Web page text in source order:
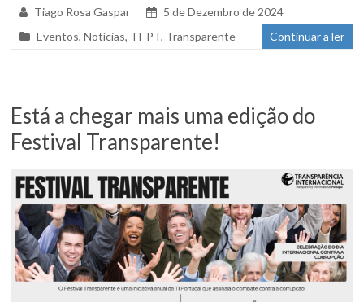
Tiago Rosa Gaspar
5 de Dezembro de 2024
Eventos,Notícias, TI-PT, Transparente Continuar a ler
Está a chegar mais uma edição do
Festival Transparente!